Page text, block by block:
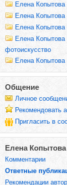
Елена Копытова
Елена Копытова
Елена Копытова
Елена Копытова
фотоискусство
Елена
Общение
Личное
Рекомендовать
Пригласить в
Елена
Комментарии
Ответные
Рекомендации